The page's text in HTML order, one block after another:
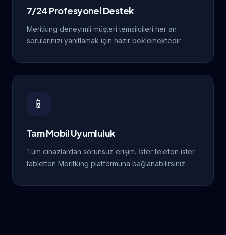
7/24 Profesyonel Destek
Meritking deneyimli müşteri temsilcileri her an
sorularınızı yanıtlamak için hazır beklemektedir.
📱
Tam Mobil Uyumluluk
Tüm cihazlardan sorunsuz erişim. İster telefon ister
tabletten Meritking platformuna bağlanabilirsiniz.